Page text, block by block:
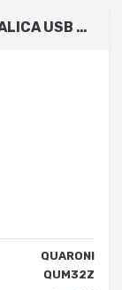
MEMORIA QUARONI 32GB USB METALICA USB 2.0 COMPATIBLE CON ANDROID/WINDOWS/MAC
QUARONI
QUM32Z